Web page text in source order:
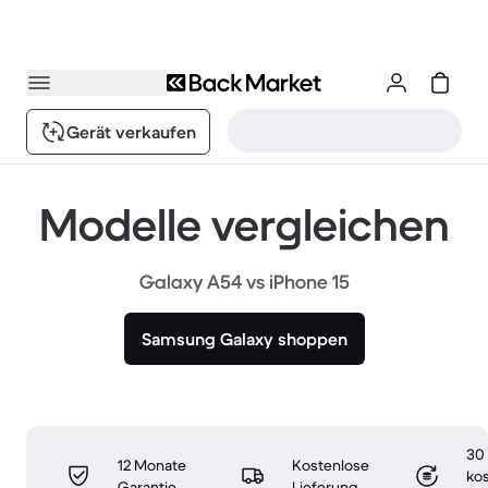
Gerät verkaufen
Modelle vergleichen
Galaxy A54 vs iPhone 15
Samsung Galaxy shoppen
12 Monate
Kostenlose
30